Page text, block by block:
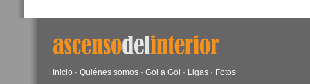
Inicio · Quiénes somos · Gol a Gol · Ligas · Fotos